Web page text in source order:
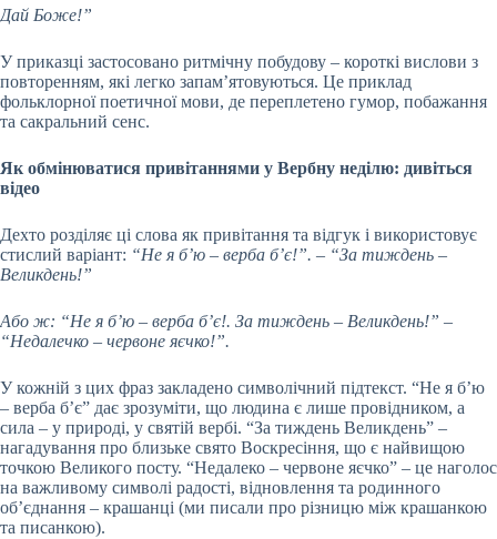
Дай Боже!”
У приказці застосовано ритмічну побудову – короткі вислови з
повторенням, які легко запам’ятовуються. Це приклад
фольклорної поетичної мови, де переплетено гумор, побажання
та сакральний сенс.
Як обмінюватися привітаннями у Вербну неділю: дивіться
відео
Дехто розділяє ці слова як привітання та відгук і використовує
стислий варіант: “Не я б’ю – верба б’є!”. – “За тиждень –
Великдень!”
Або ж: “Не я б’ю – верба б’є!. За тиждень – Великдень!” –
“Недалечко – червоне яєчко!”.
У кожній з цих фраз закладено символічний підтекст. “Не я б’ю
– верба б’є” дає зрозуміти, що людина є лише провідником, а
сила – у природі, у святій вербі. “За тиждень Великдень” –
нагадування про близьке свято Воскресіння, що є найвищою
точкою Великого посту. “Недалеко – червоне яєчко” – це наголос
на важливому символі радості, відновлення та родинного
об’єднання – крашанці (ми писали про різницю між крашанкою
та писанкою).